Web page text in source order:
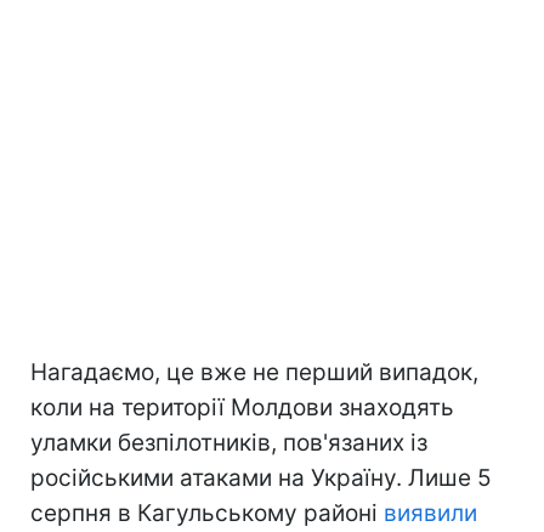
Нагадаємо, це вже не перший випадок,
коли на території Молдови знаходять
уламки безпілотників, пов'язаних із
російськими атаками на Україну. Лише 5
серпня в Кагульському районі виявили